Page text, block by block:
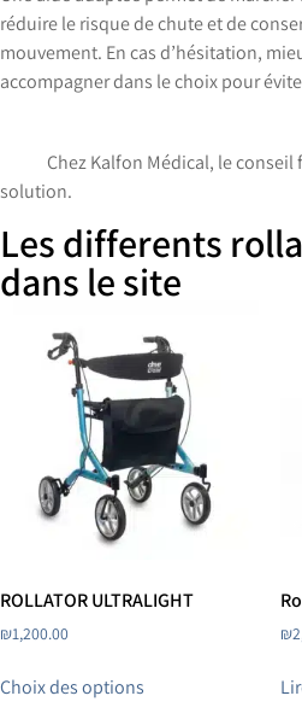
réduire le risque de chute et de
mouvement. En cas d’hésitation,
accompagner dans le choix pour
Chez Kalfon Médical, le
solution.
Les differents
dans le site
ROLLATOR ULTRALIGHT
₪1,200.00
Choix des options
₪